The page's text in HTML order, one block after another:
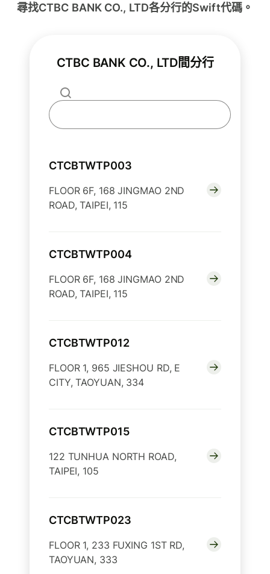
尋找CTBC BANK CO., LTD各分行的Swift代碼。
CTBC BANK CO., LTD間分行
CTCBTWTP003
FLOOR 6F, 168 JINGMAO 2ND
ROAD, TAIPEI, 115
CTCBTWTP004
FLOOR 6F, 168 JINGMAO 2ND
ROAD, TAIPEI, 115
CTCBTWTP012
FLOOR 1, 965 JIESHOU RD, E
CITY, TAOYUAN, 334
CTCBTWTP015
122 TUNHUA NORTH ROAD,
TAIPEI, 105
CTCBTWTP023
FLOOR 1, 233 FUXING 1ST RD,
TAOYUAN, 333